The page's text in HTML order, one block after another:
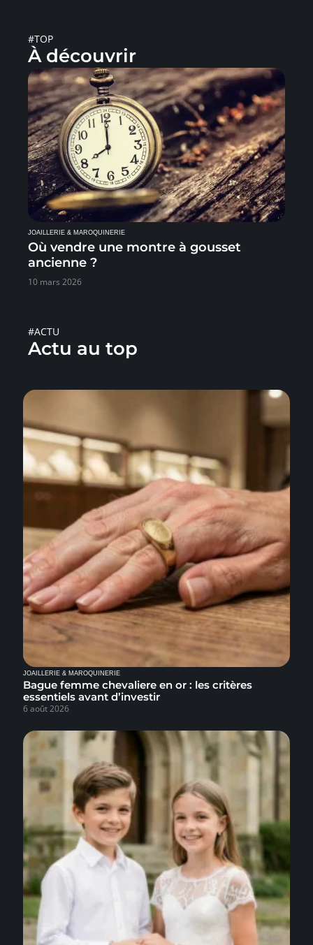
#TOP
À découvrir
JOAILLERIE & MAROQUINERIE
Où vendre une montre à gousset
ancienne ?
10 mars 2026
#ACTU
Actu au top
JOAILLERIE & MAROQUINERIE
Bague femme chevaliere en or : les critères
essentiels avant d’investir
6 août 2026